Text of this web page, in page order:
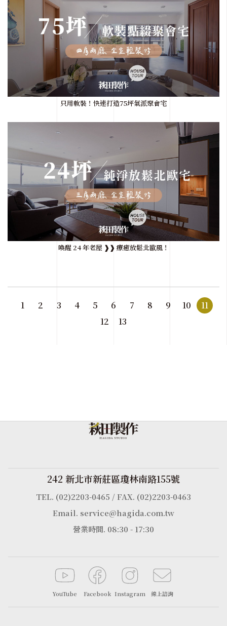
只用軟裝！快速打造75坪氣派聚會宅
喚醒 24 年老屋 ❱❱ 療癒放鬆北歐風！
1 2 3 4 5 6 7 8 9 10
11
12
13
242 新北市新莊區瓊林南路155號
TEL. (02)2203-0465 / FAX. (02)2203-0463
Email. service@hagida.com.tw
營業時間. 08:30 - 17:30
YouTube Facebook Instagram 線上諮詢